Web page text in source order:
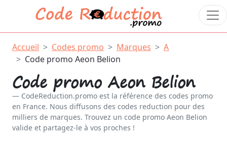
Accueil Codes promo Marques
A
Code promo Aeon Belion
Code promo Aeon Belion
CodeReduction.promo est la référence des codes promo
en France. Nous diffusons des codes reduction pour des
milliers de marques. Trouvez un code promo Aeon Belion
valide et partagez-le à vos proches !